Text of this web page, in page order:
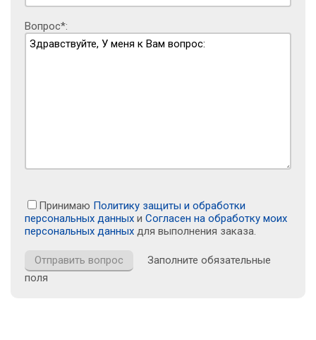
Вопрос*:
Принимаю Политику защиты и обработки
персональных данных и Согласен на обработку моих
персональных данных для выполнения заказа.
Заполните обязательные
поля